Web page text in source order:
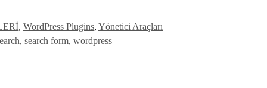
, WordPress Plugins, Yönetici Araçları
, search form, wordpress